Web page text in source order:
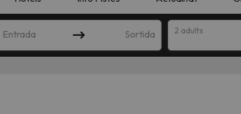
Entrada Sortida 2 adults